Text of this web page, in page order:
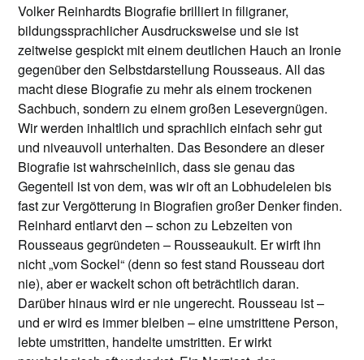
Volker Reinhardts Biografie brilliert in filigraner,
bildungssprachlicher Ausdrucksweise und sie ist
zeitweise gespickt mit einem deutlichen Hauch an Ironie
gegenüber den Selbstdarstellung Rousseaus. All das
macht diese Biografie zu mehr als einem trockenen
Sachbuch, sondern zu einem großen Lesevergnügen.
Wir werden inhaltlich und sprachlich einfach sehr gut
und niveauvoll unterhalten. Das Besondere an dieser
Biografie ist wahrscheinlich, dass sie genau das
Gegenteil ist von dem, was wir oft an Lobhudeleien bis
fast zur Vergötterung in Biografien großer Denker finden.
Reinhard entlarvt den – schon zu Lebzeiten von
Rousseaus gegründeten – Rousseaukult. Er wirft ihn
nicht „vom Sockel“ (denn so fest stand Rousseau dort
nie), aber er wackelt schon oft beträchtlich daran.
Darüber hinaus wird er nie ungerecht. Rousseau ist –
und er wird es immer bleiben – eine umstrittene Person,
lebte umstritten, handelte umstritten. Er wirkt